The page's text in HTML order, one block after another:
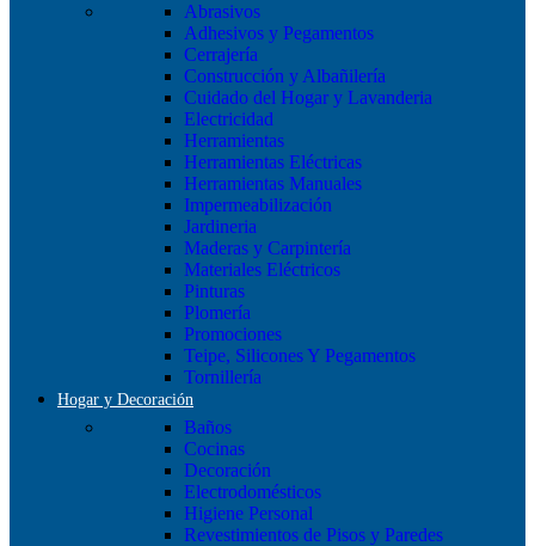
Abrasivos
Adhesivos y Pegamentos
Cerrajería
Construcción y Albañilería
Cuidado del Hogar y Lavanderia
Electricidad
Herramientas
Herramientas Eléctricas
Herramientas Manuales
Impermeabilización
Jardineria
Maderas y Carpintería
Materiales Eléctricos
Pinturas
Plomería
Promociones
Teipe, Silicones Y Pegamentos
Tornillería
Hogar y Decoración
Baños
Cocinas
Decoración
Electrodomésticos
Higiene Personal
Revestimientos de Pisos y Paredes